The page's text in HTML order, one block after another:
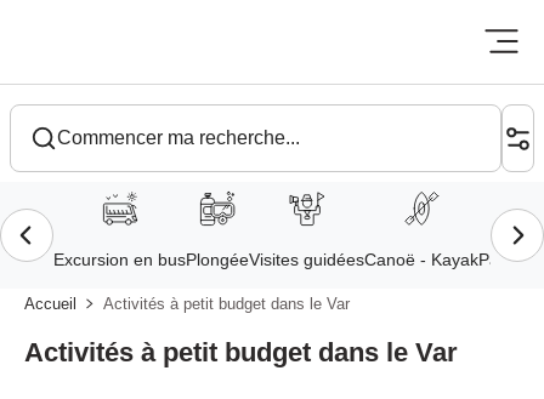
Aller
principal
Accueil Activités à petit budget dans le Var
Activités à petit budget dans le Var